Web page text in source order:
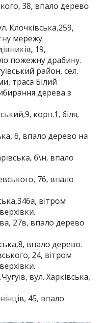
38, впало дерево
Клочківська,259,
мережу.
19,
пожежну драбину.
район, сел.
траса Білий
дерева з
корп.1, біля,
6, впало дерево на
б\н, впало
76, впало
вітром
27в, впало дерево
впало дерево.
24, вітром
вул. Харківська,
45, впало